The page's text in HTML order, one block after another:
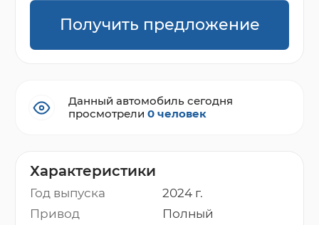
Характеристики
Год выпуска
2024 г.
Привод
Полный
Получить предложение
Данный автомобиль сегодня
просмотрели0 человек